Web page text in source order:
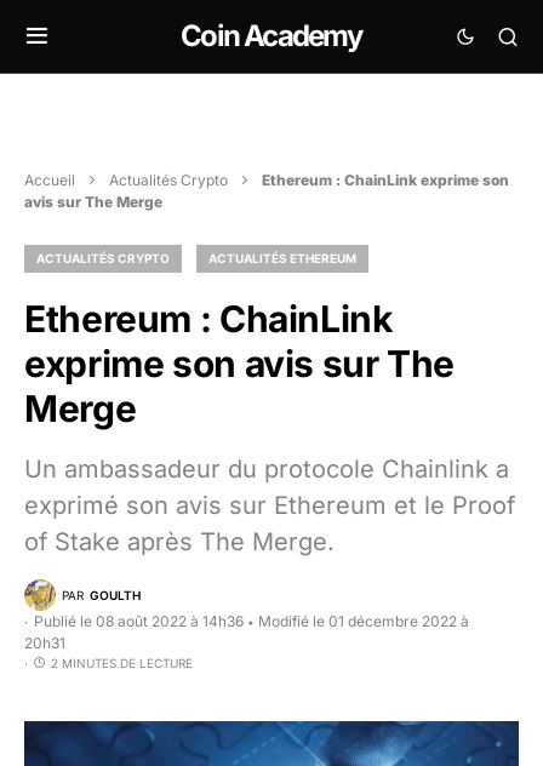
Coin Academy
Accueil Actualités Crypto
Ethereum : ChainLink exprime son
avis sur The Merge
ACTUALITÉS CRYPTO ACTUALITÉS ETHEREUM
Ethereum : ChainLink
exprime son avis sur The
Merge
Un ambassadeur du protocole Chainlink a
exprimé son avis sur Ethereum et le Proof
of Stake après The Merge.
PAR GOULTH
Publié le 08 août 2022 à 14h36 • Modifié le 01 décembre 2022 à
20h31
2 MINUTES DE LECTURE